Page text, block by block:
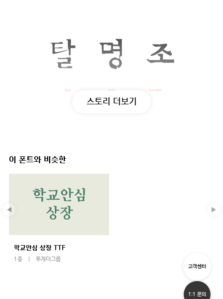
스토리 더보기
이 폰트와 비슷한
학교안심 상장 TTF
1종 투게더그룹
고객센터
1:1 문의